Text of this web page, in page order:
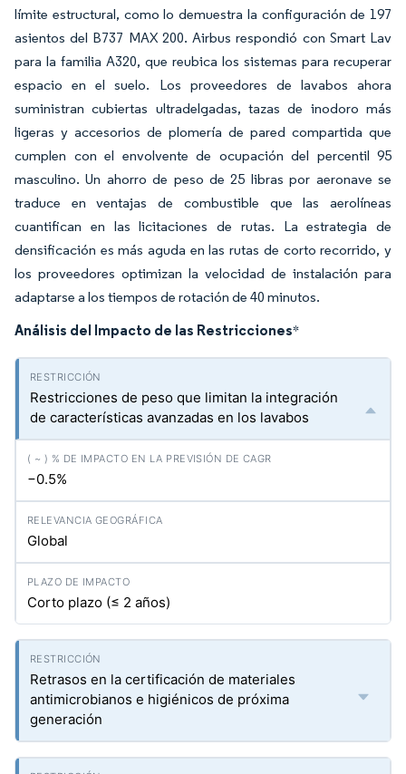
límite estructural, como lo demuestra la configuración de 197
asientos del B737 MAX 200. Airbus respondió con Smart Lav
para la familia A320, que reubica los sistemas para recuperar
espacio en el suelo. Los proveedores de lavabos ahora
suministran cubiertas ultradelgadas, tazas de inodoro más
ligeras y accesorios de plomería de pared compartida que
cumplen con el envolvente de ocupación del percentil 95
masculino. Un ahorro de peso de 25 libras por aeronave se
traduce en ventajas de combustible que las aerolíneas
cuantifican en las licitaciones de rutas. La estrategia de
densificación es más aguda en las rutas de corto recorrido, y
los proveedores optimizan la velocidad de instalación para
adaptarse a los tiempos de rotación de 40 minutos.
Análisis del Impacto de las Restricciones*
Restricciones de peso que limitan la integración
de características avanzadas en los lavabos
−0.5%
Global
Corto plazo (≤ 2 años)
Retrasos en la certificación de materiales
antimicrobianos e higiénicos de próxima
generación